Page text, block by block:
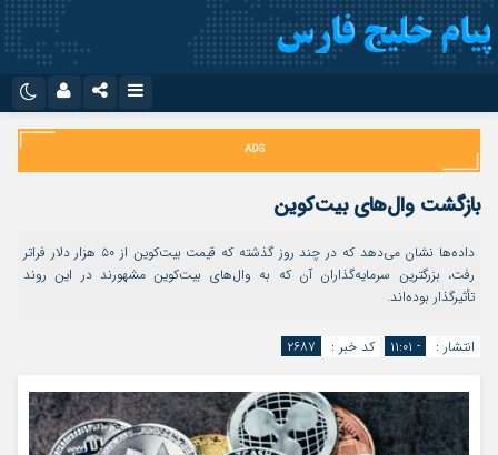
اینستاگرام
تلگرام
سروش
ایتا
آپارات
نام کاربری یا نشانی ایمیل
رمز عبور
مرا به خاطر بسپار
بازگشت وال‌های بیت‌کوین
داده‌ها نشان می‌دهد که در چند روز گذشته که قیمت بیت‌کوین از ۵۰ هزار دلار فراتر
رفت، بزرگترین سرمایه‌گذاران آن که به وال‌های بیت‌کوین مشهورند در این روند
تأثیرگذار بوده‌اند.
انتشار : - ۱۱:۰۱ کد خبر : ۲۶۸۷